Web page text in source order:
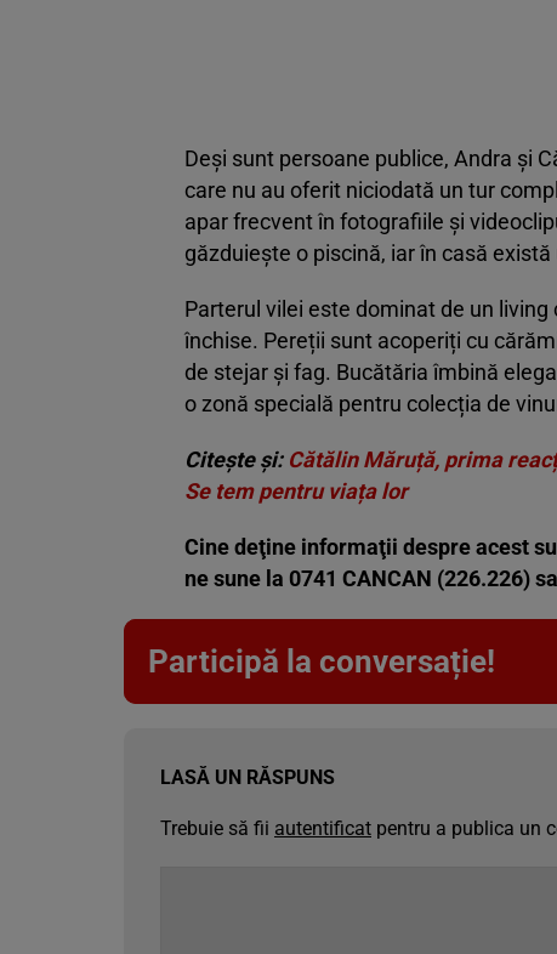
Deși sunt persoane publice, Andra și
care nu au oferit niciodată un tur
apar frecvent în fotografiile și
găzduiește o piscină, iar în casă
Parterul vilei este dominat de un
închise. Pereții sunt acoperiți cu
de stejar și fag. Bucătăria îmbină
o zonă specială pentru colecția de
Citește și: Cătălin Măruță, prima
Se tem pentru viața lor
Cine deţine informaţii despre acest
ne sune la 0741 CANCAN (226.226)
Participă la conversație!
LASĂ UN RĂSPUNS
Trebuie să fii autentificat pentru a publica un